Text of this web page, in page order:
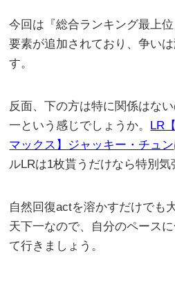
今回は『総合ランキング最上
要素が追加されており、争い
す。
反面、下の方は特に関係はな
一という感じでしょうか。
LR
マックス】ジャッキー・チュン
ルLRは1枚貰うだけなら特別
自然回復actを溶かすだけでも
天下一なので、自分のペース
て行きましょう。